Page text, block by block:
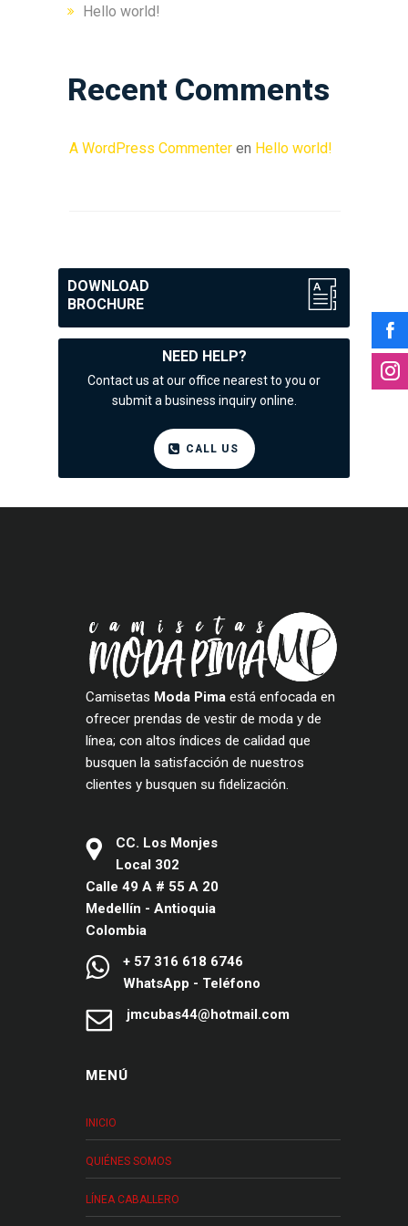
Hello world!
Recent Comments
A WordPress Commenter en Hello world!
DOWNLOAD
BROCHURE
NEED HELP?
Contact us at our office nearest to you or
submit a business inquiry online.
CALL US
Camisetas Moda Pima está enfocada en
ofrecer prendas de vestir de moda y de
línea; con altos índices de calidad que
busquen la satisfacción de nuestros
clientes y busquen su fidelización.
CC. Los Monjes
Local 302
Calle 49 A # 55 A 20
Medellín - Antioquia
Colombia
+ 57 316 618 6746
WhatsApp - Teléfono
jmcubas44@hotmail.com
MENÚ
INICIO
QUIÉNES SOMOS
LÍNEA CABALLERO